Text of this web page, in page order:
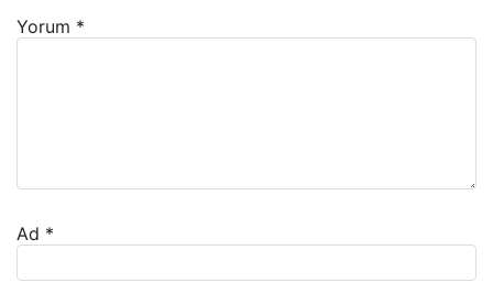
Yorum *
Ad *